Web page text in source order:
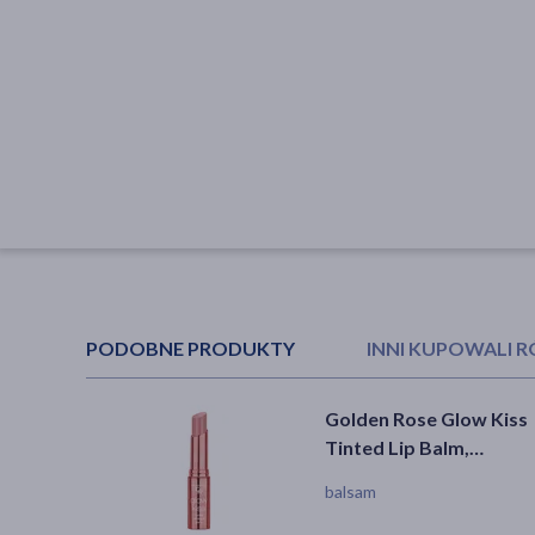
PODOBNE PRODUKTY INNI KUPOWALI
Golden Rose Glow Kiss
Tinted Lip Balm,
ust, 01 Vanilla, 3 g
balsam
Enilome Healthy Beauty
Dermonutrivum,
pomadka, suchość, dla